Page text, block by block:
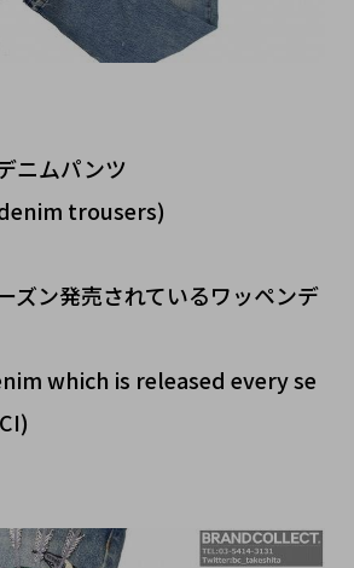
ニムパンツ
trousers)
ズン発売されているワッペンデ
which is released every se